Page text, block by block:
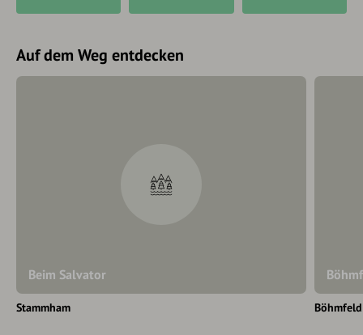
Auf dem Weg entdecken
Beim Salvator
Stammham Böhmfeld